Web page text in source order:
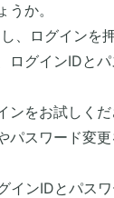
か。
、ログインを
ログインIDと
をお試しくだ
スワード変更
ンIDとパス